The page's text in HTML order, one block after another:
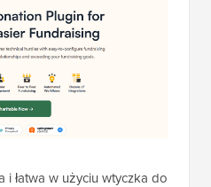
i łatwa w użyciu wtyczka do